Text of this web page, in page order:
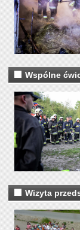
Wspólne
Wizyta